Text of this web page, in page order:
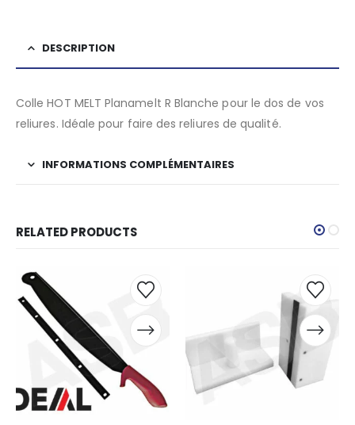
DESCRIPTION
Colle HOT MELT Planamelt R Blanche pour le dos de vos
reliures. Idéale pour faire des reliures de qualité.
INFORMATIONS COMPLÉMENTAIRES
RELATED PRODUCTS